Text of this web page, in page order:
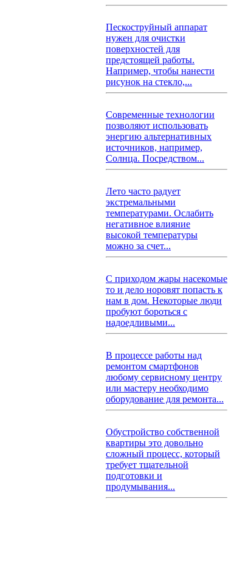
Пескоструйный аппарат
нужен для очистки
поверхностей для
предстоящей работы.
Например, чтобы нанести
рисунок на стекло,...
Современные технологии
позволяют использовать
энергию альтернативных
источников, например,
Солнца. Посредством...
Лето часто радует
экстремальными
температурами. Ослабить
негативное влияние
высокой температуры
можно за счет...
С приходом жары насекомые
то и дело норовят попасть к
нам в дом. Некоторые люди
пробуют бороться с
надоедливыми...
В процессе работы над
ремонтом смартфонов
любому сервисному центру
или мастеру необходимо
оборудование для ремонта...
Обустройство собственной
квартиры это довольно
сложный процесс, который
требует тщательной
подготовки и
продумывания...